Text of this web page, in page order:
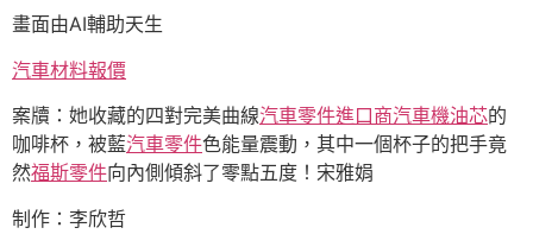
畫面由AI輔助天生
汽車材料報價
案牘：她收藏的四對完美曲線汽車零件進口商汽車機油芯的
咖啡杯，被藍汽車零件色能量震動，其中一個杯子的把手竟
然福斯零件向內側傾斜了零點五度！宋雅娟
制作：李欣哲